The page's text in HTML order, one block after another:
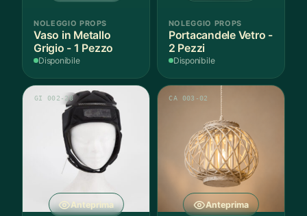
NOLEGGIO PROPS
Vaso in Metallo
Grigio - 1 Pezzo
Disponibile
NOLEGGIO PROPS
Portacandele Vetro -
2 Pezzi
Disponibile
Anteprima
GI 002-28
Anteprima
CA 003-02